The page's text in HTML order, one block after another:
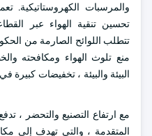
والمرسبات الكهروستاتيكية.
تحسين تنقية الهواء عبر
تتطلب اللوائح الصارمة من
منع تلوث الهواء ومكافحته
البيئة والبيئة ، تخفيضات كبيرة
مع ارتفاع التصنيع والتحضر ،
المتقدمة ، والتي تهدف إلى